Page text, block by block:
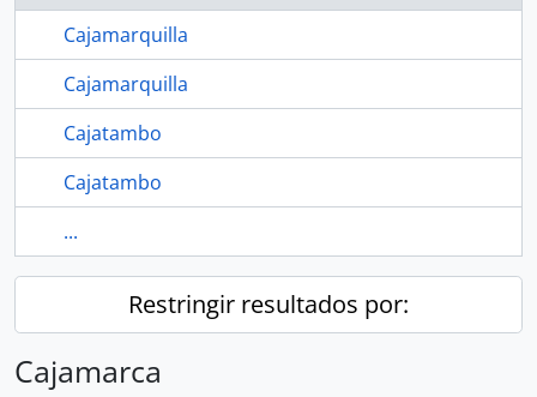
Cajamarquilla
Cajamarquilla
Cajatambo
Cajatambo
...
Restringir resultados por:
Cajamarca